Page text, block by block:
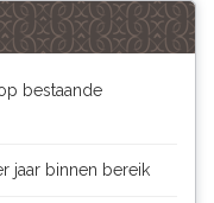
bestaande
jaar binnen bereik